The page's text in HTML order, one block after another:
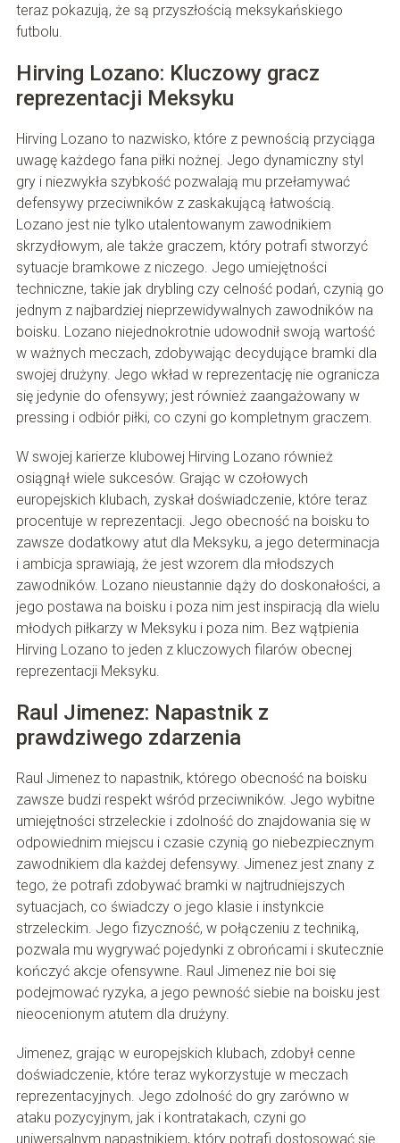
teraz pokazują, że są przyszłością meksykańskiego
futbolu.
Hirving Lozano: Kluczowy gracz
reprezentacji Meksyku
Hirving Lozano to nazwisko, które z pewnością przyciąga
uwagę każdego fana piłki nożnej. Jego dynamiczny styl
gry i niezwykła szybkość pozwalają mu przełamywać
defensywy przeciwników z zaskakującą łatwością.
Lozano jest nie tylko utalentowanym zawodnikiem
skrzydłowym, ale także graczem, który potrafi stworzyć
sytuacje bramkowe z niczego. Jego umiejętności
techniczne, takie jak drybling czy celność podań, czynią go
jednym z najbardziej nieprzewidywalnych zawodników na
boisku. Lozano niejednokrotnie udowodnił swoją wartość
w ważnych meczach, zdobywając decydujące bramki dla
swojej drużyny. Jego wkład w reprezentację nie ogranicza
się jedynie do ofensywy; jest również zaangażowany w
pressing i odbiór piłki, co czyni go kompletnym graczem.
W swojej karierze klubowej Hirving Lozano również
osiągnął wiele sukcesów. Grając w czołowych
europejskich klubach, zyskał doświadczenie, które teraz
procentuje w reprezentacji. Jego obecność na boisku to
zawsze dodatkowy atut dla Meksyku, a jego determinacja
i ambicja sprawiają, że jest wzorem dla młodszych
zawodników. Lozano nieustannie dąży do doskonałości, a
jego postawa na boisku i poza nim jest inspiracją dla wielu
młodych piłkarzy w Meksyku i poza nim. Bez wątpienia
Hirving Lozano to jeden z kluczowych filarów obecnej
reprezentacji Meksyku.
Raul Jimenez: Napastnik z
prawdziwego zdarzenia
Raul Jimenez to napastnik, którego obecność na boisku
zawsze budzi respekt wśród przeciwników. Jego wybitne
umiejętności strzeleckie i zdolność do znajdowania się w
odpowiednim miejscu i czasie czynią go niebezpiecznym
zawodnikiem dla każdej defensywy. Jimenez jest znany z
tego, że potrafi zdobywać bramki w najtrudniejszych
sytuacjach, co świadczy o jego klasie i instynkcie
strzeleckim. Jego fizyczność, w połączeniu z techniką,
pozwala mu wygrywać pojedynki z obrońcami i skutecznie
kończyć akcje ofensywne. Raul Jimenez nie boi się
podejmować ryzyka, a jego pewność siebie na boisku jest
nieocenionym atutem dla drużyny.
Jimenez, grając w europejskich klubach, zdobył cenne
doświadczenie, które teraz wykorzystuje w meczach
reprezentacyjnych. Jego zdolność do gry zarówno w
ataku pozycyjnym, jak i kontratakach, czyni go
uniwersalnym napastnikiem, który potrafi dostosować się